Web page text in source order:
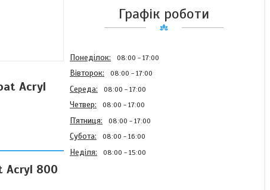
Acryl
Acryl 800
Графік роботи
Понеділок 08:00 17:00
Вівторок 08:00 17:00
Середа 08:00 17:00
Четвер 08:00 17:00
Пʼятниця 08:00 17:00
Субота 08:00 16:00
Неділя 08:00 15:00